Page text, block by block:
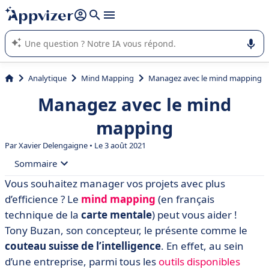
répondre (plusieurs lignes avec
L'IA de Appvizer vous guide dans l'utilisation ou la sélection de
logiciel SaaS en entreprise.
Analytique Mind Mapping Managez avec le mind mapping
Managez avec le mind
mapping
ParXavier Delengaigne • Le 3 août 2021
Sommaire
• Quels sont les avantages du mind mapping pour
manager vos projets ?
• Quelles sont les utilisations de la carte mentale pour
manager ?
• Réaliser une carte mentale : à la main ou avec un
Vous souhaitez manager vos projets avec plus
d’efficience ? Le mind mapping (en français
technique de la carte mentale) peut vous aider !
Tony Buzan, son concepteur, le présente comme le
couteau suisse de l’intelligence. En effet, au sein
d’une entreprise, parmi tous les outils disponibles